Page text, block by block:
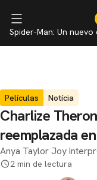
Spider-Man: Un nuevo
Películas Notícia
Charlize
reemplazada
Anya Taylor Joy
2 min de lectura